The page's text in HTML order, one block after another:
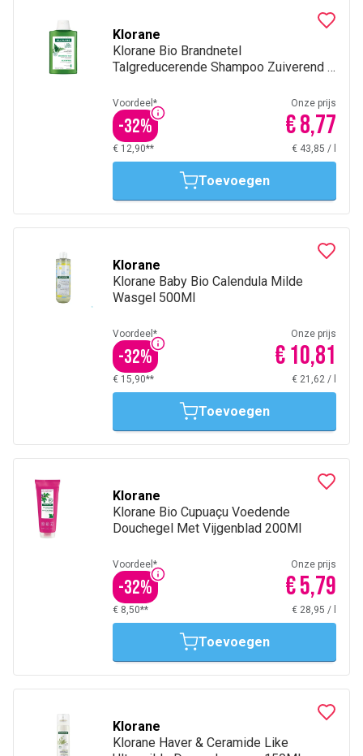
Klorane
Klorane Bio Brandnetel
Talgreducerende Shampoo Zuiverend &
Voordeel*
-32%
Onze prijs
€ 8,77
€ 12,90** € 43,85 /
Toevoegen
Klorane
Klorane Baby Bio Calendula Milde
Wasgel 500Ml
Voordeel*
-32%
Onze prijs
€ 10,81
€ 15,90** € 21,62 /
Toevoegen
Klorane
Klorane Bio Cupuaçu Voedende
Douchegel Met Vijgenblad 200Ml
Voordeel*
-32%
Onze prijs
€ 5,79
€ 8,50** € 28,95 /
Toevoegen
Klorane
Klorane Haver & Ceramide Like